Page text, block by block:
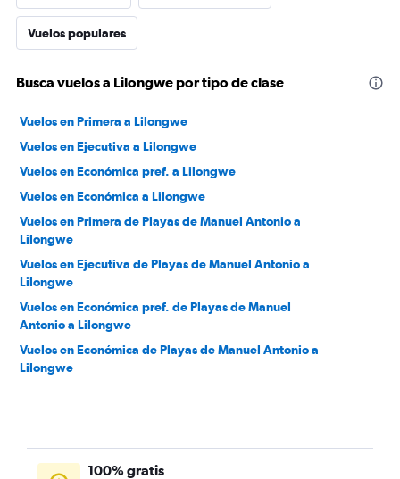
Vuelos populares
Busca vuelos a Lilongwe por tipo de clase
Vuelos en Primera a Lilongwe
Vuelos en Ejecutiva a Lilongwe
Vuelos en Económica pref. a Lilongwe
Vuelos en Económica a Lilongwe
Vuelos en Primera de Playas de Manuel Antonio a
Lilongwe
Vuelos en Ejecutiva de Playas de Manuel Antonio a
Lilongwe
Vuelos en Económica pref. de Playas de Manuel
Antonio a Lilongwe
Vuelos en Económica de Playas de Manuel Antonio a
Lilongwe
100% gratis